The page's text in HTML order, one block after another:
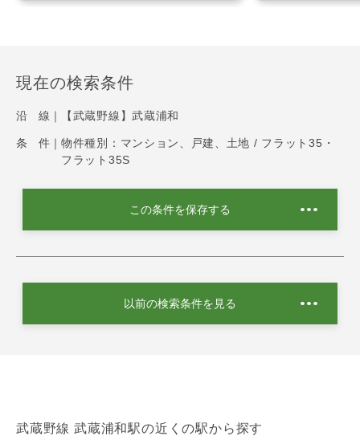
現在の検索条件
沿 線｜ 【武蔵野線】武蔵浦和
条 件｜ 物件種別：マンション、戸建、土地 / フラット35・
フラット35S
この条件を保存する
以前の検索条件を見る
武蔵野線 武蔵浦和駅の近くの駅から探す